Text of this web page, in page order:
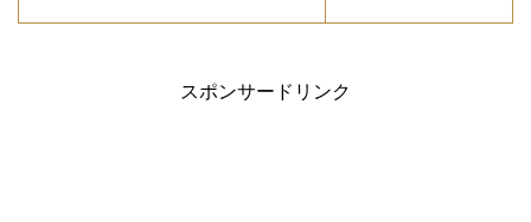
スポンサードリンク